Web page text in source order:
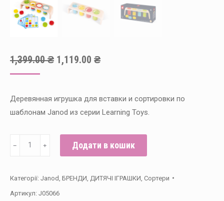
1,399.00₴ Оригінальна
1,119.00 ₴Поточна
Деревянная игрушка для вставки и сортировки по
шаблонам Janod из серии Learning Toys.
Janod
цвет
кількість
﹣ ﹢ Додати в кошик
Категорії: Janod БРЕНДИ ДИТЯЧІ ІГРАШКИ Сортери
Артикул: J05066